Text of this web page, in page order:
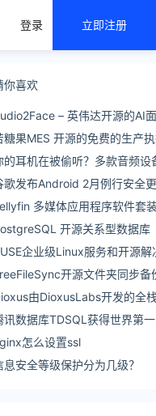
登录 立即注册
你喜欢
– 英伟达开源的AI
型
糖果MES 开源的免费的生产
的耳机在被偷听？多款音频设
尼、Bose等
歌发布Android 2月例行安全
客利用的高危安全漏洞
多媒体应用程序软件套
开源关系型数据库
企业级Linux服务和开源解
开源文件夹同步备
由DioxusLabs开发的全
简化跨平台应用的开发。
讯数据库TDSQL获得世界第
！ 怎么设置ssl
息安全等级保护分为几级？